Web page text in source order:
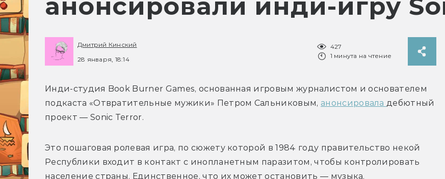
анонсировали инди-игру
Дмитрий Кинский
28 января, 18:14
427
1 минута на чтение
Инди-студия Book Burner Games, основанная игровым журналистом и основателем
подкаста «Отвратительные мужики» Петром Сальниковым, анонсировала дебютный
проект — Sonic Terror.
Это пошаговая ролевая игра, по сюжету которой в 1984 году правительство некой
Республики входит в контакт с инопланетным паразитом, чтобы контролировать
население страны. Единственное, что их может остановить — музыка.